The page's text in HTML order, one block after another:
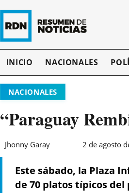
INICIO NACIONALES
NACIONALES
“Paraguay
Jhonny Garay 2 de agosto
Este sábado, la Plaza
de 70 platos típicos del